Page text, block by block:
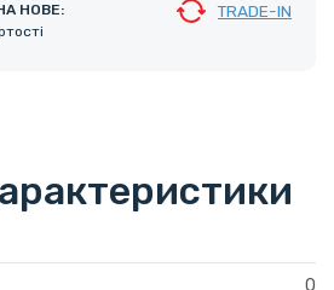
НОВЕ:
TRADE-IN
0